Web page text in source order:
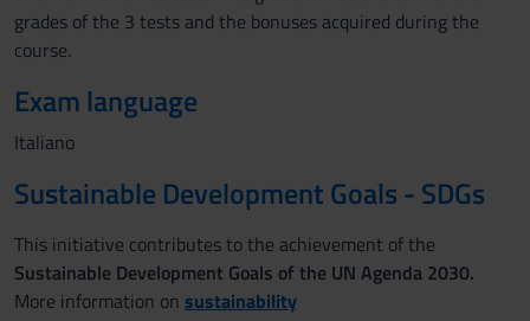
grades of the 3 tests and the bonuses acquired during the
course.
Exam language
Italiano
Sustainable Development Goals - SDGs
This initiative contributes to the achievement of the
Sustainable Development Goals of the UN Agenda 2030.
More information on sustainability